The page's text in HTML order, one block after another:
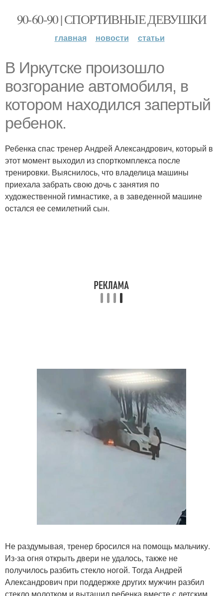
90-60-90 | СПОРТИВНЫЕ ДЕВУШКИ
главная новости статьи
В Иркутске произошло
возгорание автомобиля, в
котором находился запертый
ребенок.
Ребенка спас тренер Андрей Александрович, который в
этот момент выходил из спорткомплекса после
тренировки. Выяснилось, что владелица машины
приехала забрать свою дочь с занятия по
художественной гимнастике, а в заведенной машине
остался ее семилетний сын.
Не раздумывая, тренер бросился на помощь мальчику.
Из-за огня открыть двери не удалось, также не
получилось разбить стекло ногой. Тогда Андрей
Александрович при поддержке других мужчин разбил